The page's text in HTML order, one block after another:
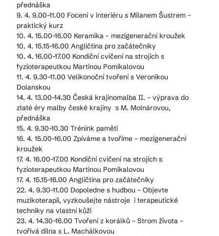
přednáška
9. 4. 9.00–11.00 Focení v interiéru s Milanem Šustrem –
praktický kurz
10. 4. 15.00–16.00 Keramika – mezigenerační kroužek
10. 4. 15.15–16.00 Angličtina pro začátečníky
10. 4. 16.00–17.00 Kondiční cvičení na strojích s
fyzioterapeutkou Martinou Pomikalovou
11. 4. 9.30–11.00 Velikonoční tvoření s Veronikou
Dolanskou
14. 4. 13.00–14.30 Česká krajinomalba II. – výprava do
zlaté éry malby české krajiny s M. Molnárovou,
přednáška
15. 4. 9.30–10.30 Trénink paměti
16. 4. 15.00–16.00 Zpíváme a tvoříme – mezigenerační
kroužek
17. 4. 16.00–17.00 Kondiční cvičení na strojích s
fyzioterapeutkou Martinou Pomikalovou
17. 4. 15.15–16.00 Angličtina pro začátečníky
22. 4. 9.30–11.00 Dopoledne s hudbou – Objevte
muzikoterapii, vyzkoušejte nástroje i terapeutické
techniky na vlastní kůži
23. 4. 14.30–16.00 Tvoření z korálků – Strom života –
tvořivá dílna s L. Machálkovou